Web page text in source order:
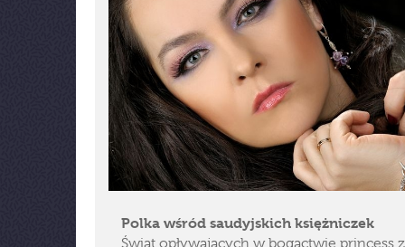
Polka wśród saudyjskich księżniczek
Świat opływających w bogactwie princess